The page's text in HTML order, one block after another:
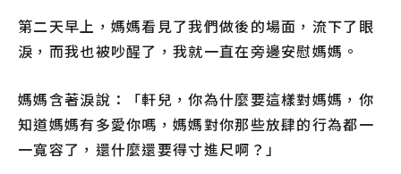
第二天早上，媽媽看見了我們做後的場面，流下了眼
淚，而我也被吵醒了，我就一直在旁邊安慰媽媽。
媽媽含著淚說：「軒兒，你為什麼要這樣對媽媽，你
知道媽媽有多愛你嗎，媽媽對你那些放肆的行為都一
一寬容了，還什麼還要得寸進尺啊？」